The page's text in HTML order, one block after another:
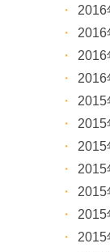
2016
2016
2016
2016
2015
2015
2015
2015
2015
2015
2015